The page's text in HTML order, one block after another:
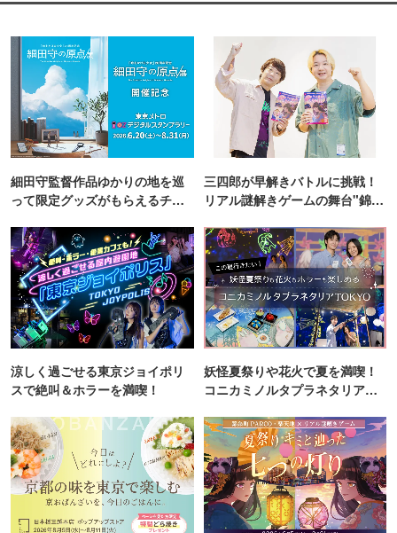
細田守監督作品ゆかりの地を巡
って限定グッズがもらえるチャ
三四郎が早解きバトルに挑戦！
リアル謎解きゲームの舞台"錦糸
涼しく過ごせる東京ジョイポリ
スで絶叫＆ホラーを満喫！
妖怪夏祭りや花火で夏を満喫！
コニカミノルタプラネタリア